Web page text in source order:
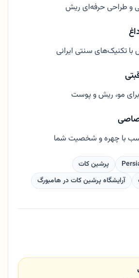
و طراحی حرفه‌ای ریش
تکنیک‌های سنتی ایرانی
مو، ریش و پوست
با چهره و شخصیت شما
پرشین کات
آرایشگاه پرشین کات در هامبورگ